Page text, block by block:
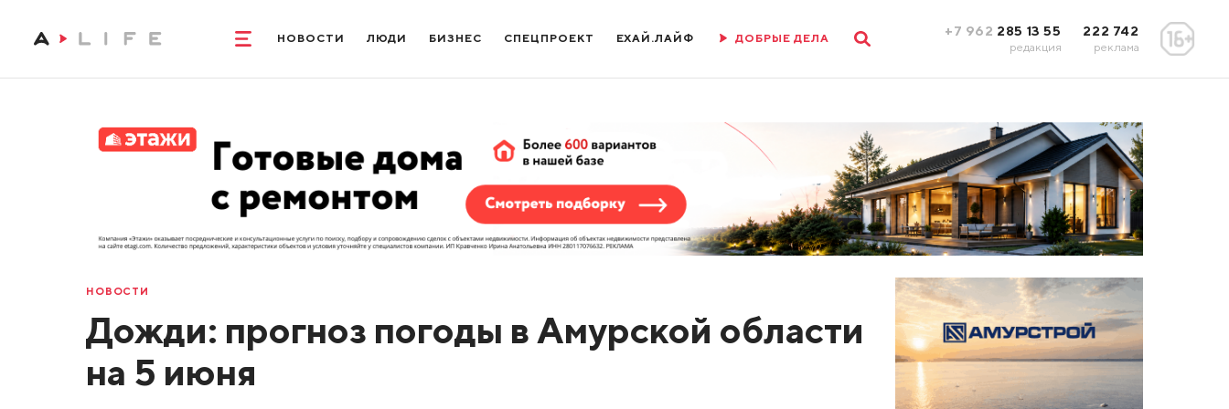
НОВОСТИ ЛЮДИ БИЗНЕС СПЕЦПРОЕКТ ЕХАЙ.ЛАЙФ ДОБРЫЕ ДЕЛА +7 962 285 13 55
редакция
222 742
реклама
НОВОСТИ
Дожди: прогноз погоды в Амурской области
на 5 июня